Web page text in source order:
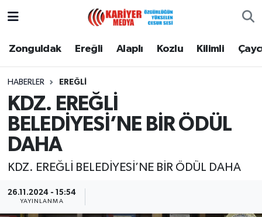
Zonguldak Ereğli Alaplı Kozlu Kilimli
HABERLER EREĞLI
KDZ. EREĞLİ
BELEDİYESİ’NE BİR ÖDÜL
DAHA
KDZ. EREĞLİ BELEDİYESİ’NE BİR ÖDÜL DAHA
26.11.2024 - 15:54
YAYINLANMA
Zonguldak
Alaplı
Kozlu
Kilimli
Çaycuma
Zonguldak Nöbetçi Eczaneler
Zonguldak Namaz Vakitleri
Zonguldak Trafik Yoğunluk Haritası
Puan Durumu ve Fikstür
Tüm Manşetler